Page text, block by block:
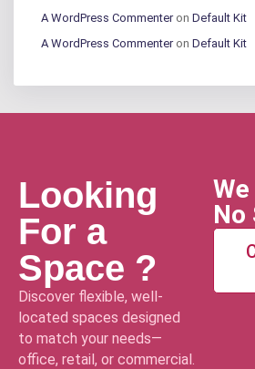
A WordPress Commenteron Default Kit
A WordPress Commenteron Default Kit
Looking
For a
Space ?
Discover flexible, well-
located spaces designed
to match your needs—
office, retail, or commercial.
No